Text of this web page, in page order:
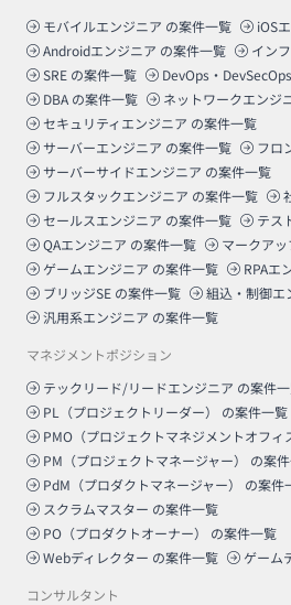
モバイルエンジニア の案件一覧 iOS
Androidエンジニア の案件一覧 イン
SRE の案件一覧 DevOps・DevSecOps
DBA の案件一覧 ネットワークエンジ
セキュリティエンジニア の案件一覧
サーバーエンジニア の案件一覧 フロ
サーバーサイドエンジニア の案件一覧
フルスタックエンジニア の案件一覧
セールスエンジニア の案件一覧 テス
QAエンジニア の案件一覧 マークア
ゲームエンジニア の案件一覧 RPAエ
ブリッジSE の案件一覧 組込・制御エ
汎用系エンジニア の案件一覧
マネジメントポジション
テックリード/リードエンジニア の案件
PL（プロジェクトリーダー）
の案件一覧
PMO（プロジェクトマネジメントオフィ
PM（プロジェクトマネージャー）
の案
PdM（プロダクトマネージャー）
の案件
スクラムマスター の案件一覧
PO（プロダクトオーナー）
の案件一覧
Webディレクター の案件一覧 ゲーム
コンサルタント